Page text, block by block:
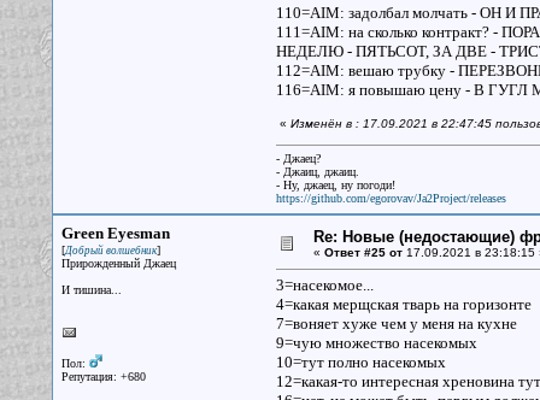
110=AIM: задолбал молчать -
111=AIM: на сколько контракт?
НЕДЕЛЮ - ПЯТЬСОТ, ЗА ДВЕ -
112=AIM: вешаю трубку -
116=AIM: я повышаю цену - В
« Изменён в : 17.09.2021 в 22:47:45
- Джаец?
- Джаиц, джаиц.
- Ну, джаец, ну погоди!
https://github.com/egorovav/Ja2Project/releases
Green Eyesman
[Добрый волшебник]
Прирожденный Джаец
И тишина...
Пол:
Репутация: +680
Re: Новые (недостающие)
« Ответ #25 от17.09.2021 в 23:18:15
3=насекомое...
4=какая мерщская тварь на горизонте
7=воняет хуже чем у меня на кухне
9=чую множество насекомых
10=тут полно насекомых
12=какая-то интересная хреновина